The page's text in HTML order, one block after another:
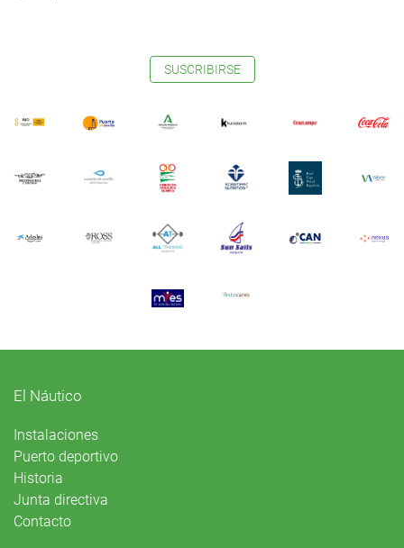
SUSCRIBIRSE
El Náutico
Instalaciones
Puerto deportivo
Historia
Junta directiva
Contacto